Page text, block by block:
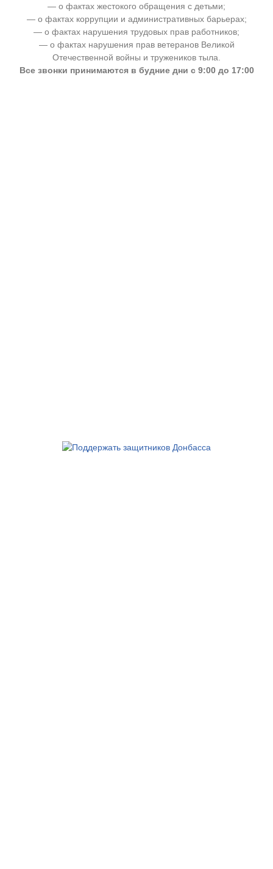
— о фактах жестокого обращения с детьми;
— о фактах коррупции и административных барьерах;
— о фактах нарушения трудовых прав работников;
— о фактах нарушения прав ветеранов Великой
Отечественной войны и тружеников тыла.
Все звонки принимаются в будние дни с 9:00 до 17:00